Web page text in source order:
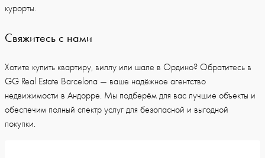
курорты.
Свяжитесь с нами
Хотите купить квартиру, виллу или шале в Ордино? Обратитесь в
GG Real Estate Barcelona — ваше надёжное агентство
недвижимости в Андорре. Мы подберём для вас лучшие объекты и
обеспечим полный спектр услуг для безопасной и выгодной
покупки.